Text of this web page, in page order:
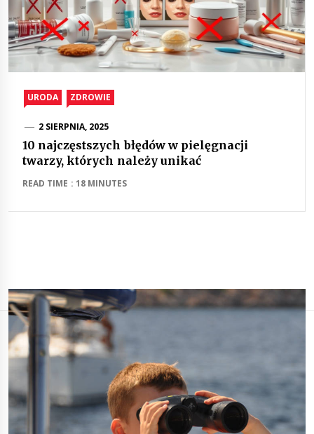
URODA ZDROWIE
2 SIERPNIA, 2025
10 najczęstszych błędów w pielęgnacji
twarzy, których należy unikać
READ TIME : 18 MINUTES